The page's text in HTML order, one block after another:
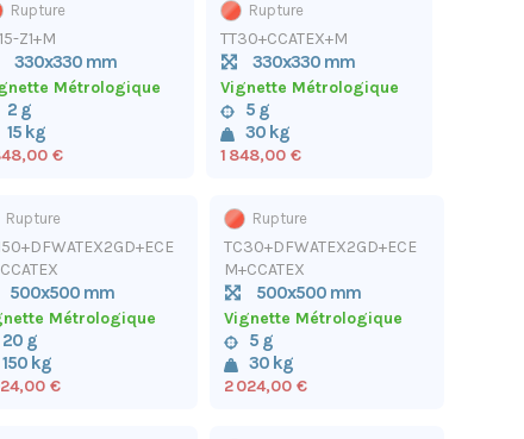
Z1+M
330x330 mm
Métrologique
2 g
15 kg
€
Rupture
TT30+CCATEX+M
330x330 mm
Vignette Métrologique
5 g
30 kg
1 848,00 €
Rupture
500x500 mm
Métrologique
20 g
150 kg
€
Rupture
TC30+DFWATEX2GD+ECE
M+CCATEX
500x500 mm
Vignette Métrologique
5 g
30 kg
2 024,00 €
Rupture